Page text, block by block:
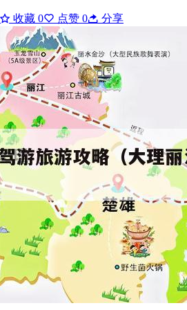
收藏 0 点赞 0 分享